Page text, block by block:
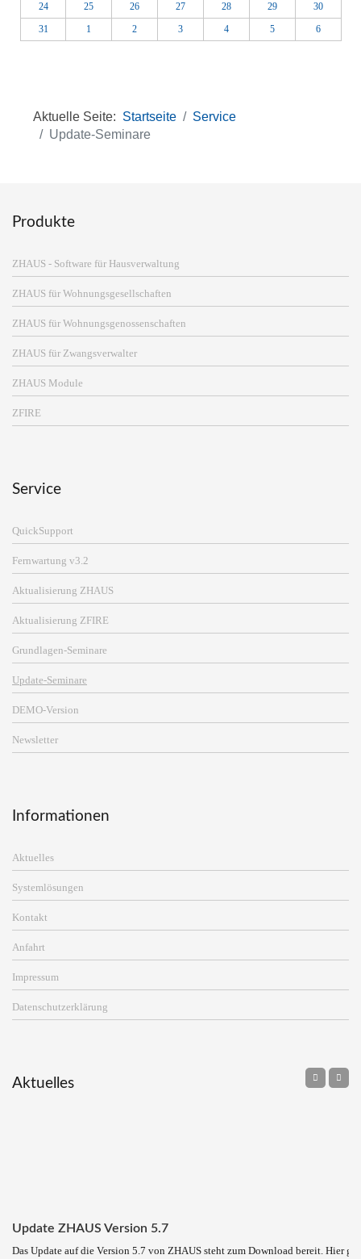
24
25 26 27 28 29
30
31
1 2 3 4 5 6
Aktuelle Seite: Startseite
Service
Update-Seminare
Produkte
ZHAUS - Software für Hausverwaltung
ZHAUS für Wohnungsgesellschaften
ZHAUS für Wohnungsgenossenschaften
ZHAUS für Zwangsverwalter
ZHAUS Module
ZFIRE
Service
QuickSupport
Fernwartung v3.2
Aktualisierung ZHAUS
Aktualisierung ZFIRE
Grundlagen-Seminare
Update-Seminare
DEMO-Version
Newsletter
Informationen
Aktuelles
Systemlösungen
Kontakt
Anfahrt
Impressum
Datenschutzerklärung
Aktuelles
Update ZHAUS Version 5.7
Das Update auf die Version 5.7 von ZHAUS steht zum Download bereit. Hier